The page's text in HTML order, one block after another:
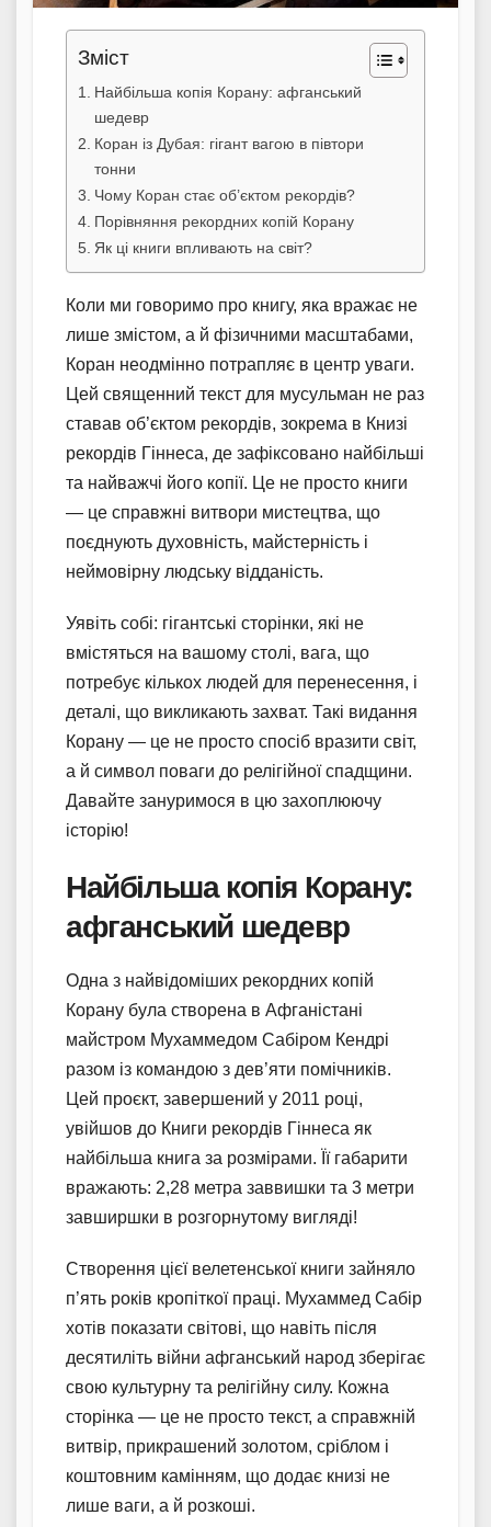
Зміст
Найбільша копія Корану: афганський
шедевр
Коран із Дубая: гігант вагою в півтори
тонни
Чому Коран стає об’єктом рекордів?
Порівняння рекордних копій Корану
Як ці книги впливають на світ?
Коли ми говоримо про книгу, яка вражає не
лише змістом, а й фізичними масштабами,
Коран неодмінно потрапляє в центр уваги.
Цей священний текст для мусульман не раз
ставав об’єктом рекордів, зокрема в Книзі
рекордів Гіннеса, де зафіксовано найбільші
та найважчі його копії. Це не просто книги
— це справжні витвори мистецтва, що
поєднують духовність, майстерність і
неймовірну людську відданість.
Уявіть собі: гігантські сторінки, які не
вмістяться на вашому столі, вага, що
потребує кількох людей для перенесення, і
деталі, що викликають захват. Такі видання
Корану — це не просто спосіб вразити світ,
а й символ поваги до релігійної спадщини.
Давайте зануримося в цю захоплюючу
історію!
Найбільша копія Корану:
афганський шедевр
Одна з найвідоміших рекордних копій
Корану була створена в Афганістані
майстром Мухаммедом Сабіром Кендрі
разом із командою з дев’яти помічників.
Цей проєкт, завершений у 2011 році,
увійшов до Книги рекордів Гіннеса як
найбільша книга за розмірами. Її габарити
вражають: 2,28 метра заввишки та 3 метри
завширшки в розгорнутому вигляді!
Створення цієї велетенської книги зайняло
п’ять років кропіткої праці. Мухаммед Сабір
хотів показати світові, що навіть після
десятиліть війни афганський народ зберігає
свою культурну та релігійну силу. Кожна
сторінка — це не просто текст, а справжній
витвір, прикрашений золотом, сріблом і
коштовним камінням, що додає книзі не
лише ваги, а й розкоші.